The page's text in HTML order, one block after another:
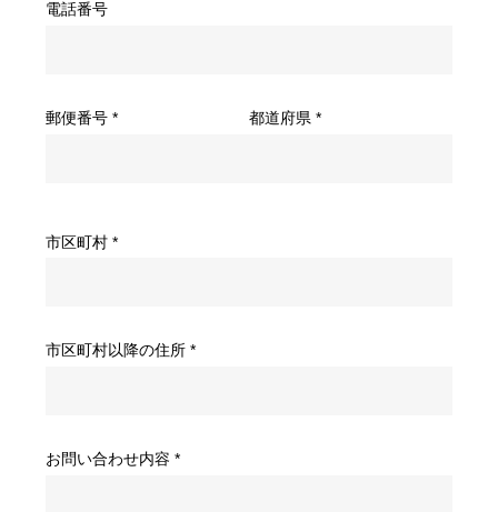
電話番号
郵便番号 * 都道府県 *
市区町村 *
市区町村以降の住所 *
お問い合わせ内容 *